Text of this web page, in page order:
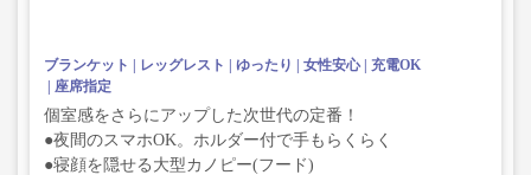
ブランケット レッグレスト ゆったり 女性安心
充電OK
座席指定
個室感をさらにアップした次世代の定番！
●夜間のスマホOK。ホルダー付で手もらくらく
●寝顔を隠せる大型カノピー(フード)